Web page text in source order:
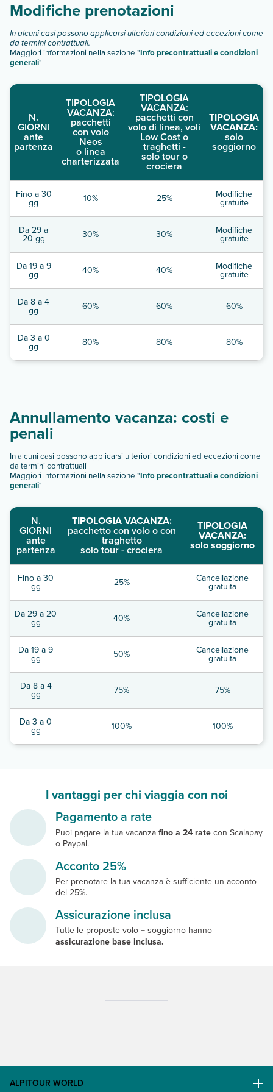
Modifiche prenotazioni
In alcuni casi possono applicarsi ulteriori condizioni ed eccezioni come
da termini contrattuali.
Maggiori informazioni nella sezione "Info precontrattuali e condizioni
generali"
N.
GIORNI
ante
partenza
TIPOLOGIA
VACANZA:
pacchetti
con volo
Neos
o linea
charterizzata
TIPOLOGIA
VACANZA:
pacchetti con
volo di linea, voli
Low Cost o
traghetti -
solo tour o
crociera
TIPOLOGIA
VACANZA:
solo
soggiorno
Fino a 30
gg 10% 25% Modifiche
gratuite
Da 29 a
20 gg 30% 30% Modifiche
gratuite
Da 19 a 9
gg 40% 40% Modifiche
gratuite
Da 8 a 4
gg 60% 60% 60%
Da 3 a 0
gg 80% 80% 80%
Annullamento vacanza: costi e
penali
In alcuni casi possono applicarsi ulteriori condizioni ed eccezioni come
da termini contrattuali
Maggiori informazioni nella sezione "Info precontrattuali e condizioni
generali"
N.
GIORNI
ante
partenza
TIPOLOGIA VACANZA:
pacchetto con volo o con
traghetto
solo tour - crociera
TIPOLOGIA
VACANZA:
solo soggiorno
Fino a 30
gg 25% Cancellazione
gratuita
Da 29 a 20
gg 40% Cancellazione
gratuita
Da 19 a 9
gg 50% Cancellazione
gratuita
Da 8 a 4
gg 75% 75%
Da 3 a 0
gg 100% 100%
I vantaggi per chi viaggia con noi
Pagamento a rate
Puoi pagare la tua vacanza fino a 24 rate con Scalapay
o Paypal.
Acconto 25%
Per prenotare la tua vacanza è sufficiente un acconto
del 25%.
Assicurazione inclusa
Tutte le proposte volo + soggiorno hanno
assicurazione base inclusa.
ALPITOUR WORLD